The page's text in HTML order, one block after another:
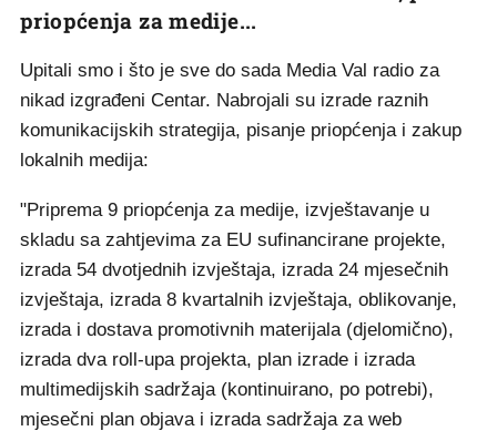
priopćenja za medije...
Upitali smo i što je sve do sada Media Val radio za
nikad izgrađeni Centar. Nabrojali su izrade raznih
komunikacijskih strategija, pisanje priopćenja i zakup
lokalnih medija:
"Priprema 9 priopćenja za medije, izvještavanje u
skladu sa zahtjevima za EU sufinancirane projekte,
izrada 54 dvotjednih izvještaja, izrada 24 mjesečnih
izvještaja, izrada 8 kvartalnih izvještaja, oblikovanje,
izrada i dostava promotivnih materijala (djelomično),
izrada dva roll-upa projekta, plan izrade i izrada
multimedijskih sadržaja (kontinuirano, po potrebi),
mjesečni plan objava i izrada sadržaja za web